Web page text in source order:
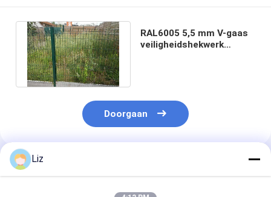
RAL6005 5,5 mm V-gaas
veiligheidshekwerk
Doorgaan
Geadviseerde Producten
Liz